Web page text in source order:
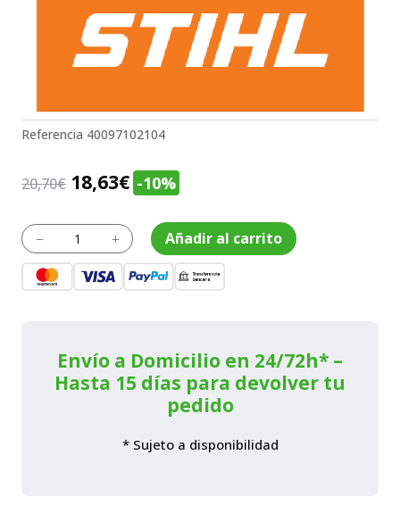
Referencia 40097102104
20,70€ El
original
era:
20,70€.
18,63€El
actual
es:
18,63€.
-10%
K
Cabezal
para
desbrozadoras
PolyCut
cantidad
L Añadir al carrito
Envío a Domicilio en 24/72h* –
Hasta 15 días para devolver tu
pedido
* Sujeto a disponibilidad